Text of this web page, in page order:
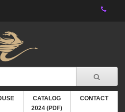
CATALOG
2024 (PDF)
CONTACT